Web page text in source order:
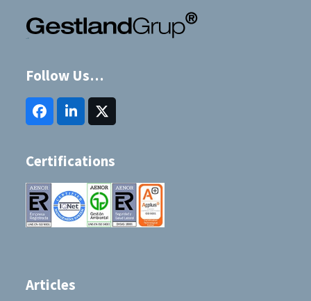
Follow Us…
FacebookLinkedInTwitter
(deprecated)
Certifications
Articles